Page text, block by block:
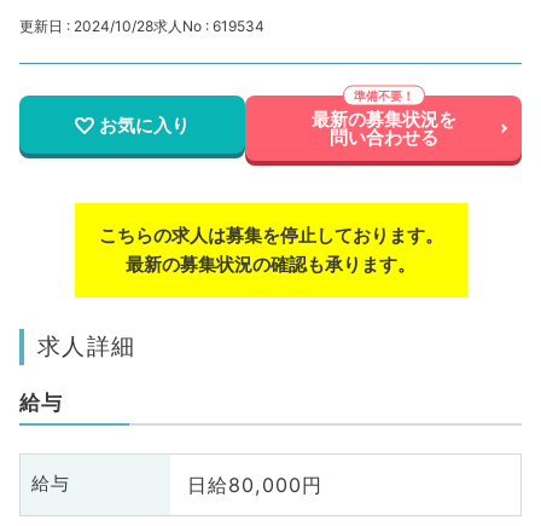
更新日 : 2024/10/28求人No : 619534
お気に入り 最新の募集状況を
問い合わせる
こちらの求人は募集を停止しております。
最新の募集状況の確認も承ります。
求人詳細
給与
給与 日給80,000円